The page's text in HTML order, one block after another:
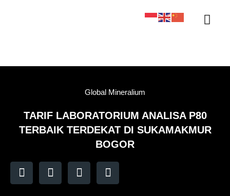
Global Mineralium
TARIF LABORATORIUM ANALISA P80
TERBAIK TERDEKAT DI SUKAMAKMUR
BOGOR